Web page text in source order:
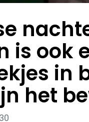
is ook
in
het